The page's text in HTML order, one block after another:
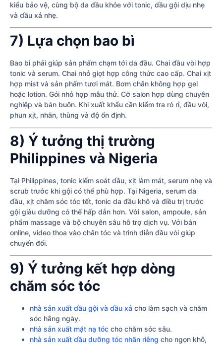
kiểu bảo vệ, cùng bộ da đầu khỏe với tonic, dầu gội dịu nhẹ
và dầu xả nhẹ.
7) Lựa chọn bao bì
Bao bì phải giúp sản phẩm chạm tới da đầu. Chai đầu vòi hợp
tonic và serum. Chai nhỏ giọt hợp công thức cao cấp. Chai xịt
hợp mist và sản phẩm tươi mát. Bơm chân không hợp gel
hoặc lotion. Gói nhỏ hợp mẫu thử. Cỡ salon hợp dùng chuyên
nghiệp và bán buôn. Khi xuất khẩu cần kiểm tra rò rỉ, đầu vòi,
phun xịt, nhãn, thùng và độ ổn định.
8) Ý tưởng thị trường
Philippines và Nigeria
Tại Philippines, tonic kiểm soát dầu, xịt làm mát, serum nhẹ và
scrub trước khi gội có thể phù hợp. Tại Nigeria, serum da
đầu, xịt chăm sóc tóc tết, tonic da đầu khô và điều trị trước
gội giàu dưỡng có thể hấp dẫn hơn. Với salon, ampoule, sản
phẩm massage và bộ chuyên sâu hỗ trợ dịch vụ. Với bán
online, video thoa vào chân tóc và trình diễn đầu vòi giúp
chuyển đổi.
9) Ý tưởng kết hợp dòng
chăm sóc tóc
nhà sản xuất dầu gội và dầu xả cho làm sạch và chăm
sóc hằng ngày.
nhà sản xuất mặt nạ tóc cho chăm sóc sâu.
nhà sản xuất dầu dưỡng tóc nhãn riêng cho ngọn khô,